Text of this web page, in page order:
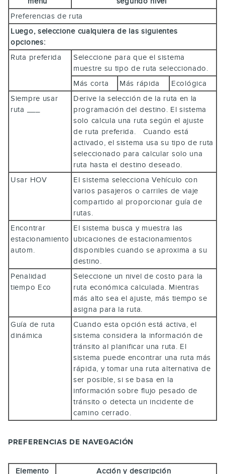
Preferencias de ruta
Luego, seleccione cualquiera de las siguientes
opciones:
Ruta preferida
Seleccione para que el sistema
muestre su tipo de ruta seleccionado.
Más corta
Más rápida
Ecológica
Siempre usar
ruta ___
Derive la selección de la ruta en la
programación del destino. El sistema
solo calcula una ruta según el ajuste
de ruta preferida. Cuando está
activado, el sistema usa su tipo de ruta
seleccionado para calcular solo una
ruta hasta el destino deseado.
Usar HOV
El sistema selecciona Vehículo con
varios pasajeros o carriles de viaje
compartido al proporcionar guía de
rutas.
Encontrar
estacionamiento
autom.
El sistema busca y muestra las
ubicaciones de estacionamientos
disponibles cuando se aproxima a su
destino.
Penalidad
tiempo Eco
Seleccione un nivel de costo para la
ruta económica calculada. Mientras
más alto sea el ajuste, más tiempo se
asigna para la ruta.
Guía de ruta
dinámica
Cuando esta opción está activa, el
sistema considera la información de
tránsito al planificar una ruta. El
sistema puede encontrar una ruta más
rápida, y tomar una ruta alternativa de
ser posible, si se basa en la
información sobre flujo pesado de
tránsito o detecta un incidente de
camino cerrado.
PREFERENCIAS DE NAVEGACIÓN
Elemento
Acción y descripción